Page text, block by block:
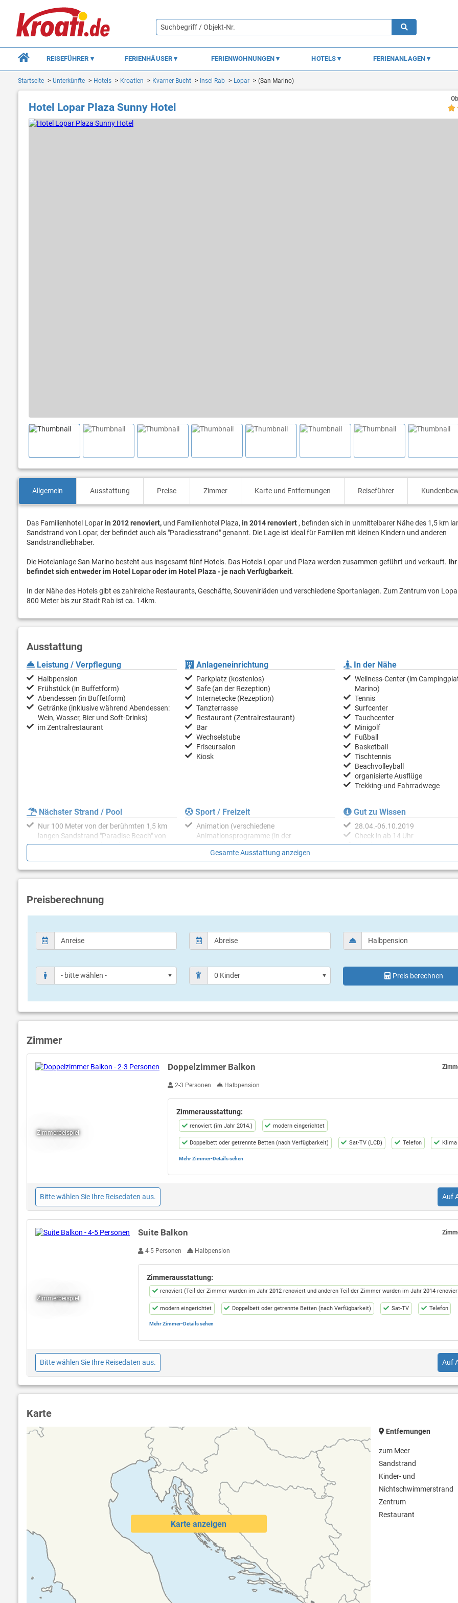
REISEFÜHRER FERIENHÄUSER FERIENWOHNUNGEN HOTELS FERIENANLAGEN
Startseite Unterkünfte Hotels Kroatien Kvarner Bucht Insel Rab Lopar (San Marino)
Hotel Lopar Plaza Sunny Hotel
Allgemein Ausstattung Preise Zimmer Karte und Entfernungen Reiseführer
Das Familienhotel Loparin 2012 renoviert, und Familienhotel Plaza, in 2014 renoviert, befinden sich in unmittelbarer Nähe des 1,5 km
Sandstrand von Lopar, der befindet auch als "Paradiesstrand" genannt. Die Lage ist ideal für Familien mit kleinen Kindern und anderen
Sandstrandliebhaber.
Die Hotelanlage San Marino besteht aus insgesamt fünf Hotels. Das Hotels Lopar und Plaza werden zusammen geführt und verkauft.
befindet sich entweder im Hotel Lopar oder im Hotel Plaza - je nach Verfügbarkeit.
In der Nähe des Hotels gibt es zahlreiche Restaurants, Geschäfte, Souvenirläden und verschiedene Sportanlagen. Zum Zentrum von
800 Meter bis zur Stadt Rab ist ca. 14km.
Ausstattung
Leistung / Verpflegung
Halbpension
Frühstück (in Buffetform)
Abendessen (in Buffetform)
Getränke (inklusive während Abendessen:
Wein, Wasser, Bier und Soft-Drinks)
im Zentralrestaurant
Anlageneinrichtung
Parkplatz (kostenlos)
Safe (an der Rezeption)
Internetecke (Rezeption)
Tanzterrasse
Restaurant (Zentralrestaurant)
Bar
Wechselstube
Friseursalon
Kiosk
In der Nähe
Wellness-Center (im
Marino)
Tennis
Surfcenter
Tauchcenter
Minigolf
Fußball
Basketball
Tischtennis
Beachvolleyball
organisierte Ausflüge
Trekking-und Fahrradwege
Nächster Strand / Pool
Nur 100 Meter von der berühmten 1,5 km
langen Sandstrand "Paradise Beach" von
Lopar. Dieser Strand wurde mit
weitere 22 Sandstränden. Liegestühle und
Aufpreis.
Sport / Freizeit
Animation (verschiedene
Animationsprogramme (in der
Hauptsaison))
Animation für Kinder
Unterhaltungsprogramm am Abend
Gut zu Wissen
28.04.-06.10.2019
Check in ab 14 Uhr
Check out bis 10 Uhr
in 2015 vollständig renoviert
Gesamte Ausstattung anzeigen
Preisberechnung
Preis berechnen
Zimmer
Zimmerbeispiel
Bild öffnen Doppelzimmer Balkon
2-3 Personen Halbpension
Zimmerausstattung:
renoviert (im Jahr 2014.) modern eingerichtet
Doppelbett oder getrennte Betten (nach Verfügbarkeit) Sat-TV (LCD) Telefon Klima
Zimmer im Hotel Plaza
Mehr Zimmer-Details sehen
Bitte wählen Sie Ihre Reisedaten aus. Auf
Zimmerbeispiel
Bild öffnen Suite Balkon
4-5 Personen Halbpension
Zimmerausstattung:
renoviert (Teil der Zimmer wurden im Jahr 2012 renoviert und anderen Teil der Zimmer wurden im Jahr 2014
modern eingerichtet Doppelbett oder getrennte Betten (nach Verfügbarkeit) Sat-TV Telefon
Klima
Suite besteht aus 2 Zimmer, jedes mit Hauptbett für 2 Personen, und ein Wohnzimmer mit Schlafcouch für 1 Kind
Erwachsener, Größe 160 * 180. Eine Eingangstür zur Suite.
Zimmer im Hotel Lopar oder im Hotel Plaza
Mehr Zimmer-Details sehen
Bitte wählen Sie Ihre Reisedaten aus. Auf
Karte
Karte anzeigen
Entfernungen
zum Meer
Sandstrand
Kinder- und
Nichtschwimmerstrand
Zentrum
Restaurant